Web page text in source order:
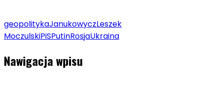
geopolitykaJanukowyczLeszek
MoczulskiPiSPutinRosjaUkraina
Nawigacja wpisu